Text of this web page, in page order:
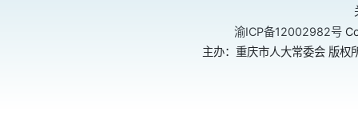
渝ICP备12002982号
主办：重庆市人大常委会 版